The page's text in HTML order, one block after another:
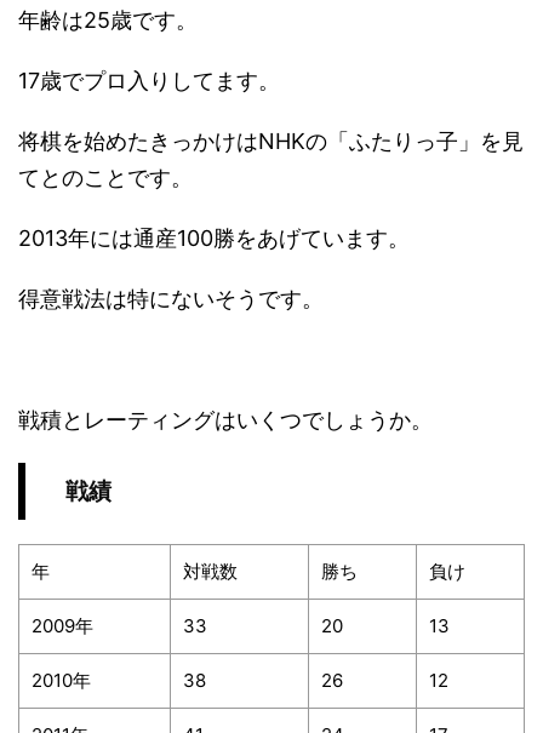
年齢は25歳です。
17歳でプロ入りしてます。
将棋を始めたきっかけはNHKの「ふたりっ子」を見
てとのことです。
2013年には通産100勝をあげています。
得意戦法は特にないそうです。
戦積とレーティングはいくつでしょうか。
戦績
年 対戦数 勝ち 負け
2009年 33 20 13
2010年 38 26 12